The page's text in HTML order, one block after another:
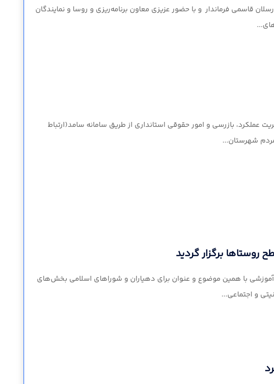
قاسمی فرماندار و با حضور عزیزی معاون برنامه‌ریزی و روسا و نمایندگان
عملکرد، بازرسی و امور حقوقی استانداری از طریق سامانه سامد(ارتباط
برگزار گردید
با همین موضوع و عنوان برای دهیاران و شوراهای اسلامی بخش‌های
و اجتماعی...